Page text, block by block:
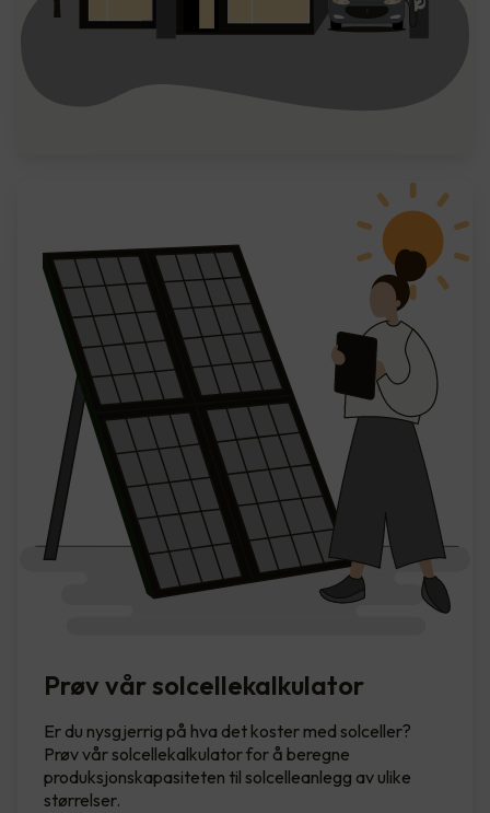
Prøv vår solcellekalkulator
Er du nysgjerrig på hva det koster med solceller?
Prøv vår solcellekalkulator for å beregne
produksjonskapasiteten til solcelleanlegg av ulike
størrelser.